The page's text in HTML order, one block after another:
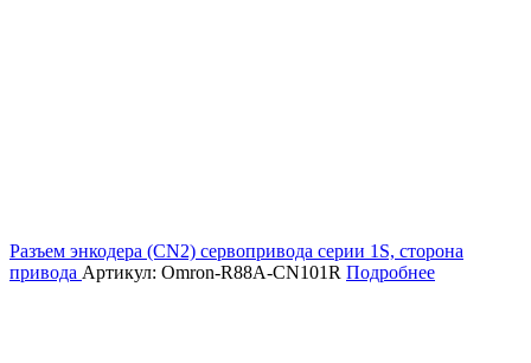
Разъем энкодера (CN2) сервопривода серии 1S, сторона
привода Артикул: Omron-R88A-CN101R Подробнее